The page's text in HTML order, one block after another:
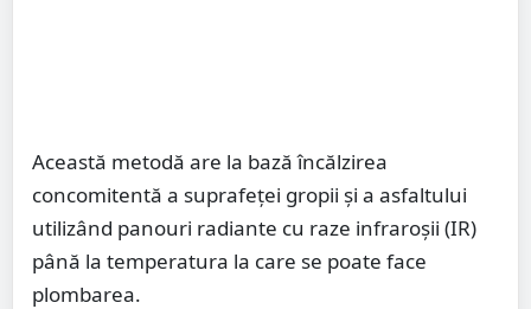
Această metodă are la bază încălzirea
concomitentă a suprafeței gropii și a asfaltului
utilizând panouri radiante cu raze infraroşii (IR)
până la temperatura la care se poate face
plombarea.